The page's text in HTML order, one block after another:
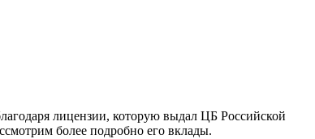
лицензии, которую выдал ЦБ Российской
более подробно его вклады.